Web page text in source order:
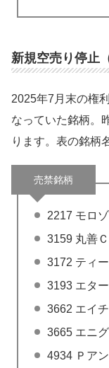
新規空売り停止
2025年7月末の権
なっていた銘柄。
ります。表の銘柄
売禁銘柄
2217 モロ
3159 丸善
3172 ティ
3193 エタ
3662 エイ
3665 エニ
4934 Ｐア